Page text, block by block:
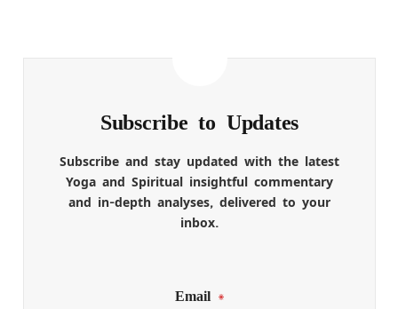
Subscribe to Updates
Subscribe and stay updated with the latest
Yoga and Spiritual insightful commentary
and in-depth analyses, delivered to your
inbox.
Email *